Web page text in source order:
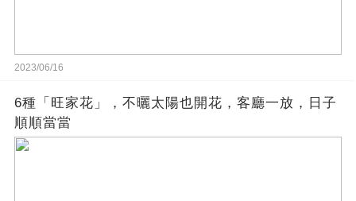
2023/06/16
6種「旺家花」，不曬太陽也開花，客廳一放，日子
順順當當